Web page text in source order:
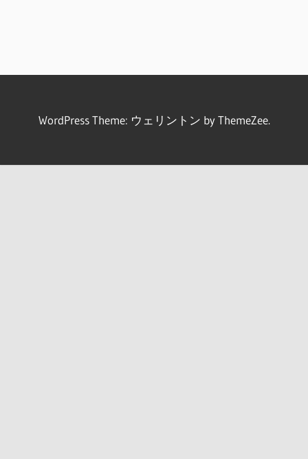
WordPress Theme: ウェリントン by ThemeZee.